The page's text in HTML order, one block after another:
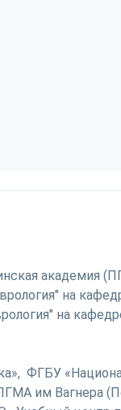
академия
на
на
ФГБУ
им Вагнера